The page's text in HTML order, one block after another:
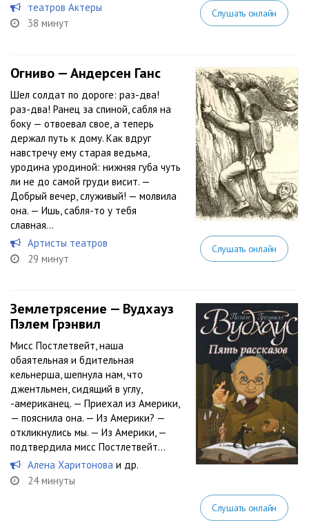
театров Актеры
38 минут
Слушать онлайн
Огниво — Андерсен Ганс
Шел солдат по дороге: раз-два!
раз-два! Ранец за спиной, сабля на
боку — отвоевал свое, а теперь
держал путь к дому. Как вдруг
навстречу ему старая ведьма,
уродина уродиной: нижняя губа чуть
ли не до самой груди висит. —
Добрый вечер, служивый! — молвила
она. — Ишь, сабля-то у тебя
славная...
Артисты театров
29 минут
Слушать онлайн
Землетрясение — Вудхауз
Пэлем Грэнвил
Мисс Постлетвейт, наша
обаятельная и бдительная
кельнерша, шепнула нам, что
джентльмен, сидящий в углу,
-американец. — Приехал из Америки,
— пояснила она. — Из Америки? —
откликнулись мы. — Из Америки, —
подтвердила мисс Постлетвейт…
Алена Харитонова и др.
24 минуты
Слушать онлайн